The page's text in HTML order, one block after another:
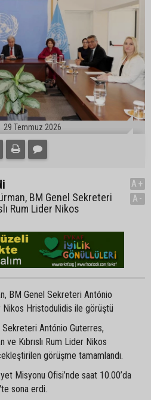
29 Temmuz 2026
BM Genel Sekreteri
Rum Lider Nikos
A+
A-
BM Genel Sekreteri António
Nikos Hristodulidis ile görüştü
António Guterres,
ve Kıbrıslı Rum Lider Nikos
görüşme tamamlandı.
Misyonu Ofisi’nde saat 10.00’da
sona erdi.